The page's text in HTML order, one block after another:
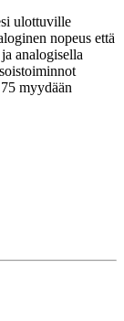
ulottuville
nopeus että
analogisella
myydään